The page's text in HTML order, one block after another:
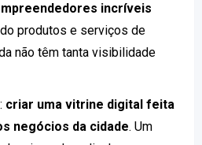
incríveis
produtos e serviços de
não têm tanta visibilidade
criar uma vitrine digital feita
negócios da cidade. Um